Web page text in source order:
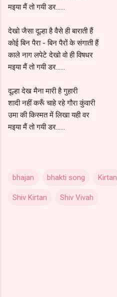
मइया मैं तो गयी डर......
देखो जैसा दूल्हा है वैसे ही बाराती हैं
कोई बिन पैरा - बिन पैरों के संगाती हैं
काले नाग लपेटे देखो वो ही विषधर
मइया मैं तो गयी डर......
दूल्हा देख मैना मारी है गुहारी
शादी नहीं करूँ चाहे रहे गौरा कुंवारी
उमा की किस्मत में लिखा यही वर
मइया मैं तो गयी डर......
bhajan bhakti song Kirtan
Shiv Kirtan Shiv Vivah